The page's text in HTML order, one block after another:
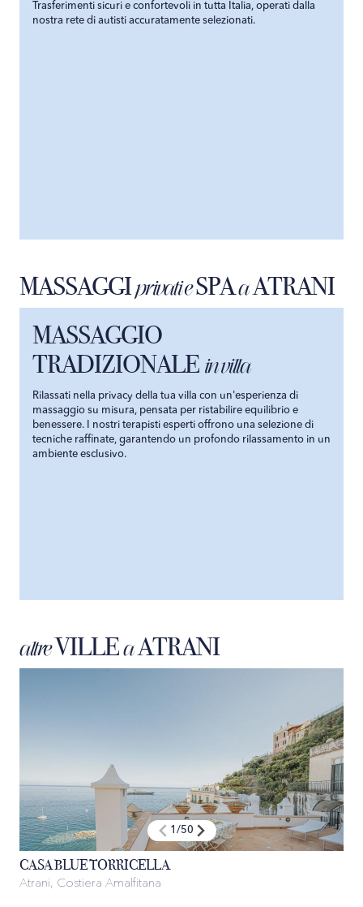
Trasferimenti sicuri e confortevoli in tutta Italia, operati dalla
nostra rete di autisti accuratamente selezionati.
MASSAGGIprivati eSPAaATRANI
MASSAGGIO
TRADIZIONALE in villa
Rilassati nella privacy della tua villa con un'esperienza di
massaggio su misura, pensata per ristabilire equilibrio e
benessere. I nostri terapisti esperti offrono una selezione di
tecniche raffinate, garantendo un profondo rilassamento in un
ambiente esclusivo.
altreVILLEaATRANI
1 /50
CASA BLUE TORRICELLA
Atrani, Costiera Amalfitana